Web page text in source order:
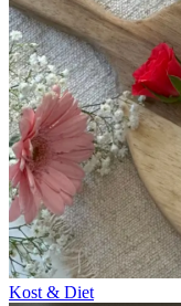
Kost & Diet